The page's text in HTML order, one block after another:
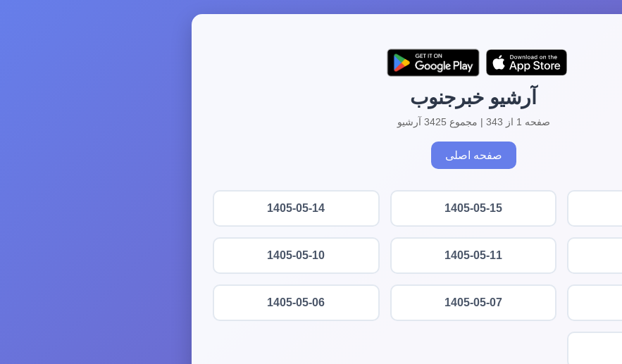
آرشیو خبرجنوب
صفحه 1 از 343 | مجموع 3425 آرشیو
صفحه اصلی
1405-05-15
1405-05-14
1405-05-11
1405-05-10
1405-05-07
1405-05-06